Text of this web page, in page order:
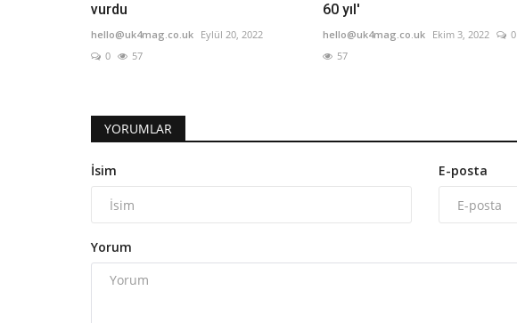
vurdu
hello@uk4mag.co.uk Eylül 20, 2022
0
57
60 yıl'
hello@uk4mag.co.uk Ekim 3, 2022
0
57
YORUMLAR
İsim E-posta
Yorum